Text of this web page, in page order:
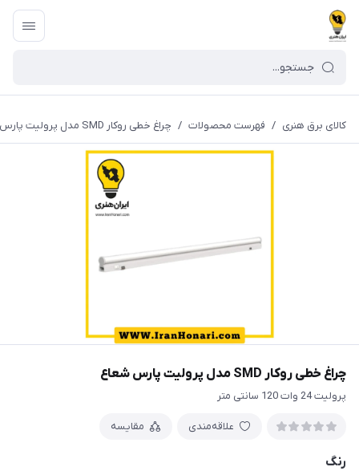
کالای برق هنری / فهرست محصولات / چراغ خطی روکار SMD مدل پرولیت پارس شعاع
چراغ خطی روکار SMD مدل پرولیت پارس شعاع
پرولیت 24 وات 120 سانتی متر
علاقه‌مندی مقایسه
رنگ